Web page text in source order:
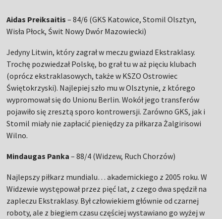
Aidas Preiksaitis– 84/6 (GKS Katowice, Stomil Olsztyn,
Wisła Płock, Świt Nowy Dwór Mazowiecki)
Jedyny Litwin, który zagrał w meczu gwiazd Ekstraklasy.
Trochę pozwiedzał Polskę, bo grał tu w aż pięciu klubach
(oprócz ekstraklasowych, także w KSZO Ostrowiec
Świętokrzyski). Najlepiej szło mu w Olsztynie, z którego
wypromował się do Unionu Berlin. Wokół jego transferów
pojawiło się zresztą sporo kontrowersji. Zarówno GKS, jak i
Stomil miały nie zapłacić pieniędzy za piłkarza Żalgirisowi
Wilno.
Mindaugas Panka– 88/4 (Widzew, Ruch Chorzów)
Najlepszy piłkarz mundialu… akademickiego z 2005 roku. W
Widzewie występował przez pięć lat, z czego dwa spędził na
zapleczu Ekstraklasy. Był człowiekiem głównie od czarnej
roboty, ale z biegiem czasu częściej wystawiano go wyżej w